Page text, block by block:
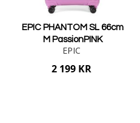
EPIC PHANTOM SL 66cm
M PassionPINK
EPIC
2 199 KR